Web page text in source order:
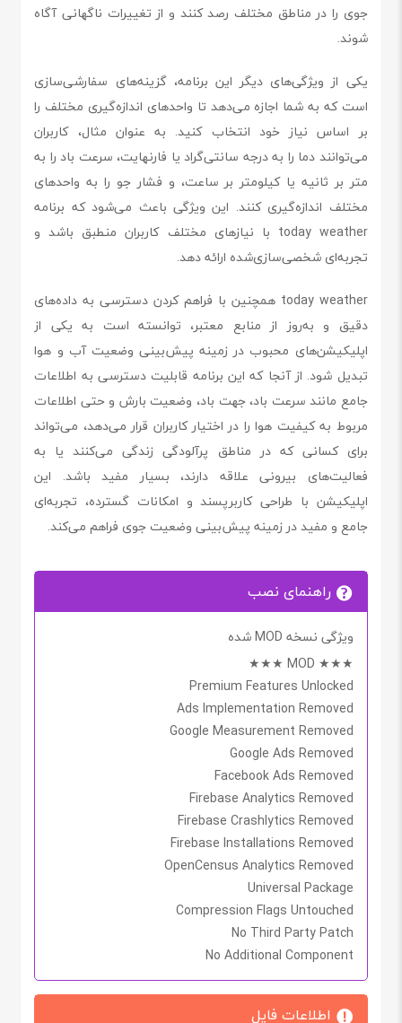
جوی را در مناطق مختلف رصد کنند و از تغییرات ناگهانی آگاه
شوند.
یکی از ویژگی‌های دیگر این برنامه، گزینه‌های سفارشی‌سازی
است که به شما اجازه می‌دهد تا واحدهای اندازه‌گیری مختلف را
بر اساس نیاز خود انتخاب کنید. به عنوان مثال، کاربران
می‌توانند دما را به درجه سانتی‌گراد یا فارنهایت، سرعت باد را به
متر بر ثانیه یا کیلومتر بر ساعت، و فشار جو را به واحدهای
مختلف اندازه‌گیری کنند. این ویژگی باعث می‌شود که برنامه
today weather با نیازهای مختلف کاربران منطبق باشد و
تجربه‌ای شخصی‌سازی‌شده ارائه دهد.
today weather همچنین با فراهم کردن دسترسی به داده‌های
دقیق و به‌روز از منابع معتبر، توانسته است به یکی از
اپلیکیشن‌های محبوب در زمینه پیش‌بینی وضعیت آب و هوا
تبدیل شود. از آنجا که این برنامه قابلیت دسترسی به اطلاعات
جامع مانند سرعت باد، جهت باد، وضعیت بارش و حتی اطلاعات
مربوط به کیفیت هوا را در اختیار کاربران قرار می‌دهد، می‌تواند
برای کسانی که در مناطق پرآلودگی زندگی می‌کنند یا به
فعالیت‌های بیرونی علاقه دارند، بسیار مفید باشد. این
اپلیکیشن با طراحی کاربرپسند و امکانات گسترده، تجربه‌ای
جامع و مفید در زمینه پیش‌بینی وضعیت جوی فراهم می‌کند.
راهنمای نصب
ویژگی نسخه MOD شده
★★★ MOD ★★★
Premium Features Unlocked
Ads Implementation Removed
Google Measurement Removed
Google Ads Removed
Facebook Ads Removed
Firebase Analytics Removed
Firebase Crashlytics Removed
Firebase Installations Removed
OpenCensus Analytics Removed
Universal Package
Compression Flags Untouched
No Third Party Patch
No Additional Component
اطلاعات فایل